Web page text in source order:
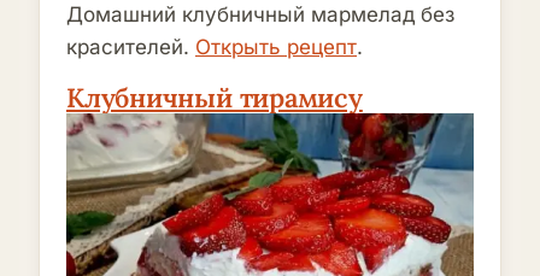
Домашний клубничный мармелад без
красителей. Открыть рецепт.
Клубничный тирамису